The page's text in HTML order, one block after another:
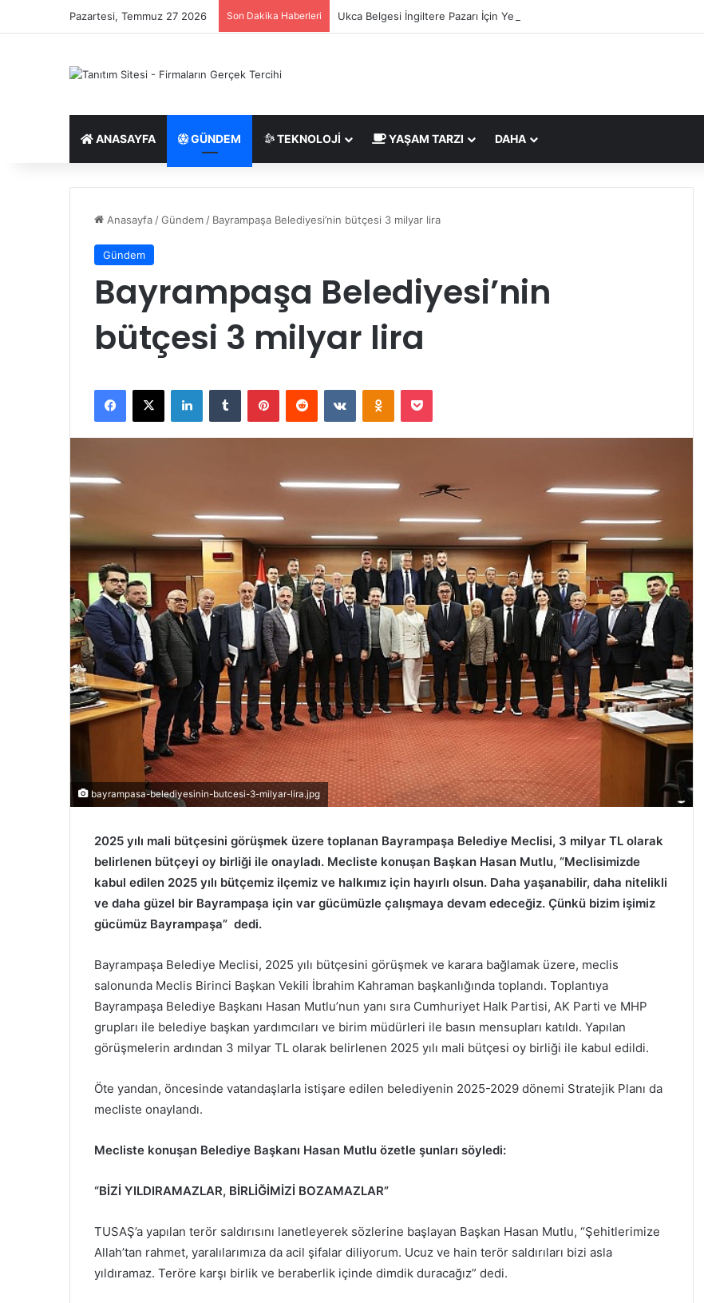
Pazartesi, Temmuz 27 2026 Son Dakika Haberleri Ukca Belgesi İngiltere Pazarı İçin Yeni Uygunluk İşareti
ANASAYFA GÜNDEM TEKNOLOJI YAŞAM TARZI DAHA
Anasayfa /Gündem / Bayrampaşa Belediyesi’nin bütçesi 3 milyar lira
Gündem
Bayrampaşa Belediyesi’nin
bütçesi 3 milyar lira
bayrampasa-belediyesinin-butcesi-3-milyar-lira.jpg
2025 yılı mali bütçesini görüşmek üzere toplanan Bayrampaşa Belediye Meclisi, 3 milyar TL olarak
belirlenen bütçeyi oy birliği ile onayladı. Mecliste konuşan Başkan Hasan Mutlu, “Meclisimizde
kabul edilen 2025 yılı bütçemiz ilçemiz ve halkımız için hayırlı olsun. Daha yaşanabilir, daha nitelikli
ve daha güzel bir Bayrampaşa için var gücümüzle çalışmaya devam edeceğiz. Çünkü bizim işimiz
gücümüz Bayrampaşa” dedi.
Bayrampaşa Belediye Meclisi, 2025 yılı bütçesini görüşmek ve karara bağlamak üzere, meclis
salonunda Meclis Birinci Başkan Vekili İbrahim Kahraman başkanlığında toplandı. Toplantıya
Bayrampaşa Belediye Başkanı Hasan Mutlu’nun yanı sıra Cumhuriyet Halk Partisi, AK Parti ve MHP
grupları ile belediye başkan yardımcıları ve birim müdürleri ile basın mensupları katıldı. Yapılan
görüşmelerin ardından 3 milyar TL olarak belirlenen 2025 yılı mali bütçesi oy birliği ile kabul edildi.
Öte yandan, öncesinde vatandaşlarla istişare edilen belediyenin 2025-2029 dönemi Stratejik Planı da
mecliste onaylandı.
Mecliste konuşan Belediye Başkanı Hasan Mutlu özetle şunları söyledi:
“BİZİ YILDIRAMAZLAR, BİRLİĞİMİZİ BOZAMAZLAR”
TUSAŞ’a yapılan terör saldırısını lanetleyerek sözlerine başlayan Başkan Hasan Mutlu, “Şehitlerimize
Allah’tan rahmet, yaralılarımıza da acil şifalar diliyorum. Ucuz ve hain terör saldırıları bizi asla
yıldıramaz. Teröre karşı birlik ve beraberlik içinde dimdik duracağız” dedi.